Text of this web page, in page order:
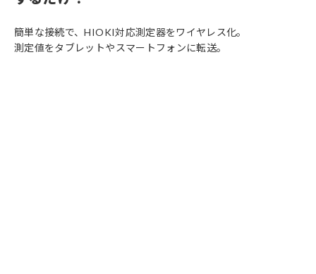
簡単な接続で、HIOKI対応測定器をワイヤレス化。
測定値をタブレットやスマートフォンに転送。